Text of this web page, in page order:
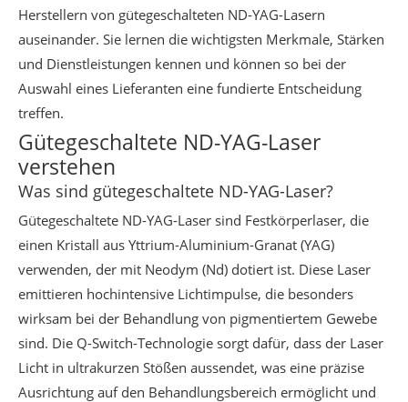
Herstellern von gütegeschalteten ND-YAG-Lasern
auseinander. Sie lernen die wichtigsten Merkmale, Stärken
und Dienstleistungen kennen und können so bei der
Auswahl eines Lieferanten eine fundierte Entscheidung
treffen.
Gütegeschaltete ND-YAG-Laser
verstehen
Was sind gütegeschaltete ND-YAG-Laser?
Gütegeschaltete ND-YAG-Laser sind Festkörperlaser, die
einen Kristall aus Yttrium-Aluminium-Granat (YAG)
verwenden, der mit Neodym (Nd) dotiert ist. Diese Laser
emittieren hochintensive Lichtimpulse, die besonders
wirksam bei der Behandlung von pigmentiertem Gewebe
sind. Die Q-Switch-Technologie sorgt dafür, dass der Laser
Licht in ultrakurzen Stößen aussendet, was eine präzise
Ausrichtung auf den Behandlungsbereich ermöglicht und